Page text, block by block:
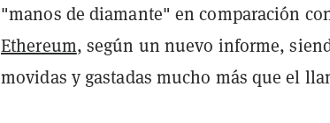
"manos de diamante" en comparación
Ethereum, según un nuevo informe,
movidas y gastadas mucho más que el